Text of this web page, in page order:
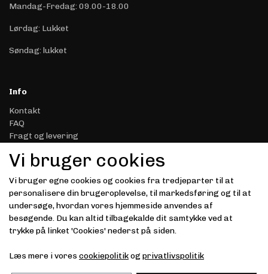
Mandag-Fredag: 09.00-18.00
Lørdag: Lukket
Søndag: lukket
Info
Kontakt
FAQ
Fragt og levering
Handelsbetingelser
Datasikkerhed & Privatliv
Gavekort
Om Driver.dk
Kunde login
Modtag vores nyhedsbrev via e-mail
Tilmeld
Vi bruger cookies
Vi bruger egne cookies og cookies fra tredjeparter til at
personalisere din brugeroplevelse, til markedsføring og til at
undersøge, hvordan vores hjemmeside anvendes af
besøgende. Du kan altid tilbagekalde dit samtykke ved at
trykke på linket 'Cookies' nederst på siden.
Læs mere i vores cookiepolitikog privatlivspolitik